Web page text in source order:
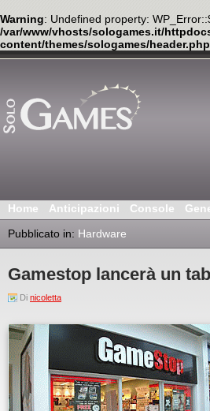
Warning: Undefined property:
/var/www/vhosts/sologames.it/
content/themes/sologames/header.php
Home Anticipazioni Console
Pubblicato in: Hardware
Gamestop lancerà un
Di nicoletta